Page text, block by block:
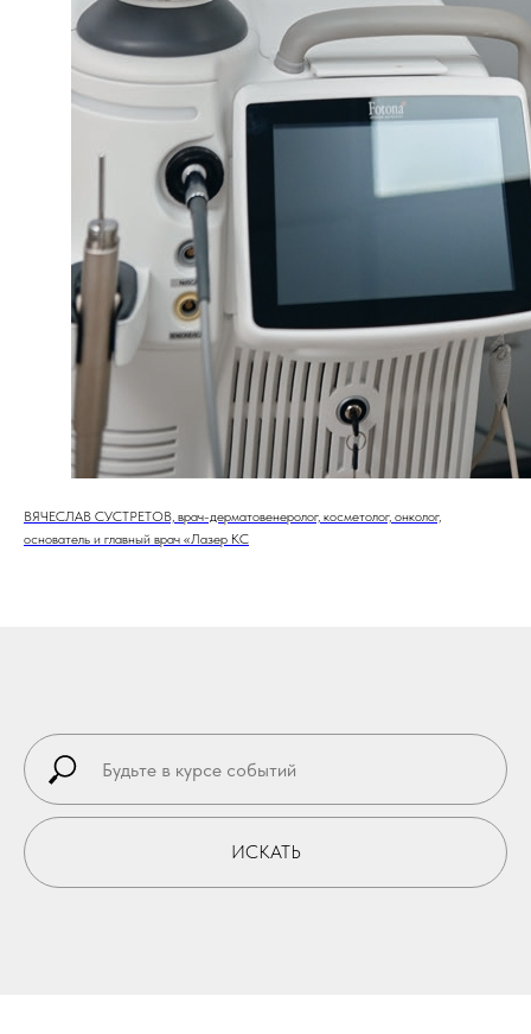
ВЯЧЕСЛАВ СУСТРЕТОВ, врач-дерматовенеролог, косметолог, онколог,
основатель и главный врач «Лазер КС
ИСКАТЬ